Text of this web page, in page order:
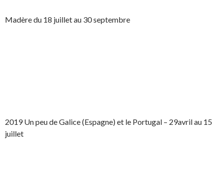
Madère du 18 juillet au 30 septembre
2019 Un peu de Galice (Espagne) et le Portugal – 29avril au 15
juillet